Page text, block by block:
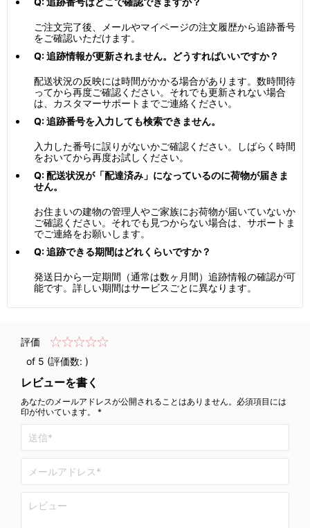
ご注文完了後、メールやマイページの注文履歴から追跡番号
をご確認いただけます。
Q: 追跡情報が更新されません。どうすればいいですか？
配送状況の反映には時間がかかる場合があります。数時間待
ってから再度ご確認ください。それでも更新されない場合
は、カスタマーサポートまでご連絡ください。
Q: 追跡番号を入力しても検索できません。
入力した番号に誤りがないかご確認ください。しばらく時間
をおいてから再度お試しください。
Q: 配送状況が「配達済み」になっているのに荷物が届きま
せん。
お住まいの建物の管理人やご家族にお荷物が届いていないか
ご確認ください。それでも見つからない場合は、サポートま
でご連絡をお願いします。
Q: 追跡できる期間はどれくらいですか？
発送日から一定期間（通常は数ヶ月間）追跡情報の確認が可
能です。詳しい期間はサービスごとに異なります。
評価
of 5 (評価数: )
レビューを書く
あなたのメールアドレスが公開されることはありません。必須項目には
印が付いています。 *